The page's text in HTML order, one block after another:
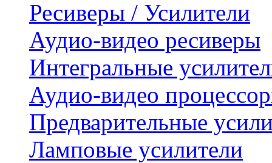
Ресиверы / Усилители
Аудио-видео ресиверы
Интегральные
Аудио-видео
Предварительные
Ламповые усилители